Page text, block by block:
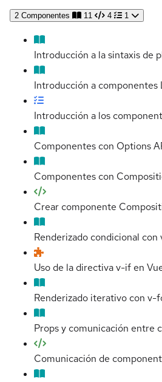
2 Componentes 11 4 1
Introducción a la sintaxis de
Introducción a componentes
Introducción a los
Componentes con Options
Componentes con
Crear componente
Renderizado condicional con
Uso de la directiva v-if en
Renderizado iterativo con v-
Props y comunicación entre
Comunicación de